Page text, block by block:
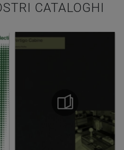
CATALOGHI